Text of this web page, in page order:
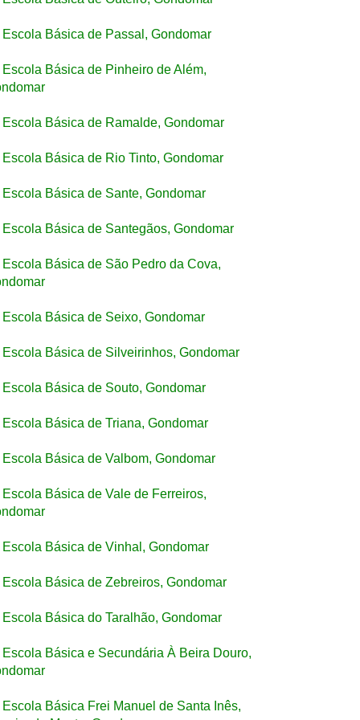
Escola Básica de Passal, Gondomar
Escola Básica de Pinheiro de Além,
Escola Básica de Ramalde, Gondomar
Escola Básica de Rio Tinto, Gondomar
Escola Básica de Sante, Gondomar
Escola Básica de Santegãos, Gondomar
Escola Básica de São Pedro da Cova,
Escola Básica de Seixo, Gondomar
Escola Básica de Silveirinhos, Gondomar
Escola Básica de Souto, Gondomar
Escola Básica de Triana, Gondomar
Escola Básica de Valbom, Gondomar
Escola Básica de Vale de Ferreiros,
Escola Básica de Vinhal, Gondomar
Escola Básica de Zebreiros, Gondomar
Escola Básica do Taralhão, Gondomar
Escola Básica e Secundária À Beira Douro,
Escola Básica Frei Manuel de Santa Inês,